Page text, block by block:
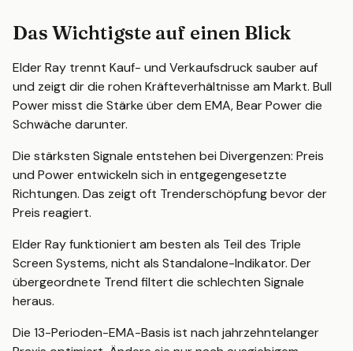
Das Wichtigste auf einen Blick
Elder Ray trennt Kauf- und Verkaufsdruck sauber auf
und zeigt dir die rohen Kräfteverhältnisse am Markt. Bull
Power misst die Stärke über dem EMA, Bear Power die
Schwäche darunter.
Die stärksten Signale entstehen bei Divergenzen: Preis
und Power entwickeln sich in entgegengesetzte
Richtungen. Das zeigt oft Trenderschöpfung bevor der
Preis reagiert.
Elder Ray funktioniert am besten als Teil des Triple
Screen Systems, nicht als Standalone-Indikator. Der
übergeordnete Trend filtert die schlechten Signale
heraus.
Die 13-Perioden-EMA-Basis ist nach jahrzehntelanger